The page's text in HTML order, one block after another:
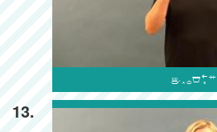

13.